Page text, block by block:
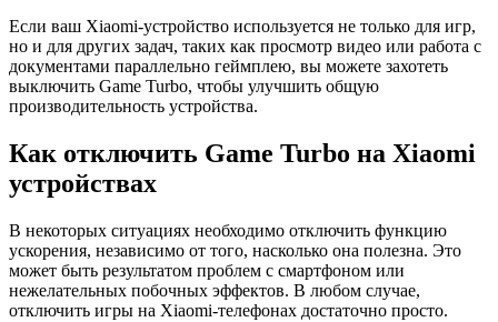
Если ваш Xiaomi-устройство используется не только для игр,
но и для других задач, таких как просмотр видео или работа с
документами параллельно геймплею, вы можете захотеть
выключить Game Turbo, чтобы улучшить общую
производительность устройства.
Как отключить Game Turbo на Xiaomi
устройствах
В некоторых ситуациях необходимо отключить функцию
ускорения, независимо от того, насколько она полезна. Это
может быть результатом проблем с смартфоном или
нежелательных побочных эффектов. В любом случае,
отключить игры на Xiaomi-телефонах достаточно просто.